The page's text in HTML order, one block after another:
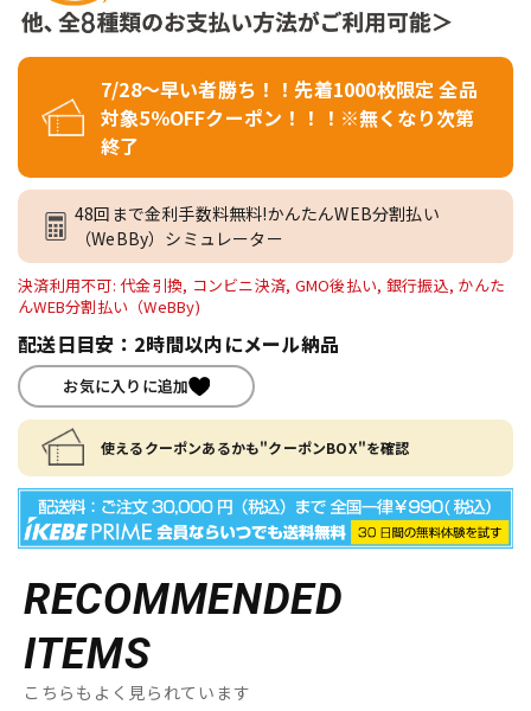
7/28～早い者勝ち！！先着1000枚限定 全品
対象5％OFFクーポン！！！※無くなり次第
終了
48回まで金利手数料無料!かんたんWEB分割払い
（WeBBy）シミュレーター
決済利用不可: 代金引換, コンビニ決済, GMO後払い, 銀行振込, かんた
んWEB分割払い（WeBBy)
配送日目安：2時間以内にメール納品
お気に入りに追加
使えるクーポンあるかも"クーポンBOX"を確認
RECOMMENDED
ITEMS
こちらもよく見られています